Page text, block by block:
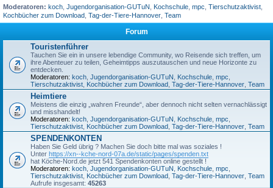
Moderatoren: koch Jugendorganisation-GUTuN Kochschule mpc Tierschutzaktivist
Kochbücher zum Download Tag-der-Tiere-Hannover Team
Forum
Touristenführer
Tauchen Sie ein in unsere lebendige Community, wo Reisende sich treffen, um
ihre Abenteuer zu teilen, Geheimtipps auszutauschen und neue Horizonte zu
entdecken.
Moderatoren: koch, Jugendorganisation-GUTuN, Kochschule, mpc,
Tierschutzaktivist, Kochbücher zum Download, Tag-der-Tiere-Hannover, Team
Heimtiere
Meistens die einzig „wahren Freunde“, aber dennoch nicht selten vernachlässigt
und misshandelt!
Moderatoren: koch, Jugendorganisation-GUTuN, Kochschule, mpc,
Tierschutzaktivist, Kochbücher zum Download, Tag-der-Tiere-Hannover, Team
SPENDENKONTEN
Haben Sie Geld übrig ? Machen Sie doch bitte mal was soziales !
Unter https://xn--kche-nord-07a.de/static/pages/spenden.txt
hat Köche-Nord.de jetzt 541 Spendenkonten online gestellt !
Moderatoren: koch, Jugendorganisation-GUTuN, Kochschule, mpc,
Tierschutzaktivist, Kochbücher zum Download, Tag-der-Tiere-Hannover, Team
Aufrufe insgesamt: 45263